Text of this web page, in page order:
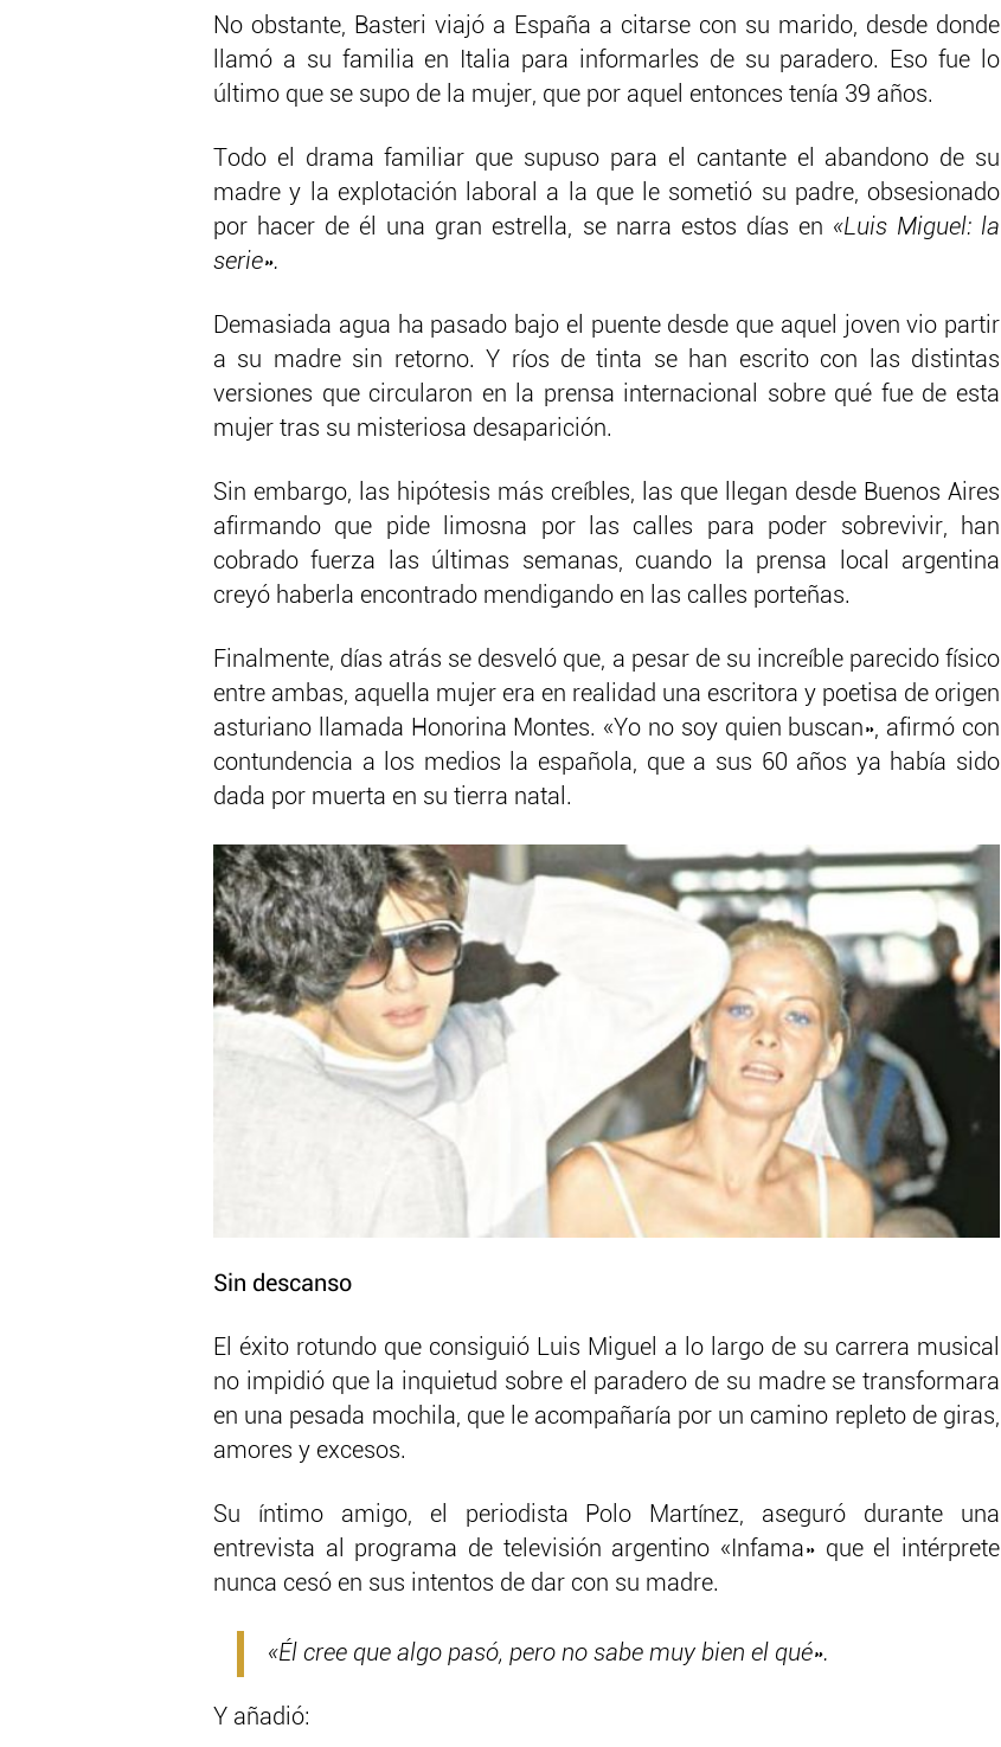
No obstante, Basteri viajó a España a citarse con su marido, desde donde
llamó a su familia en Italia para informarles de su paradero. Eso fue lo
último que se supo de la mujer, que por aquel entonces tenía 39 años.
Todo el drama familiar que supuso para el cantante el abandono de su
madre y la explotación laboral a la que le sometió su padre, obsesionado
por hacer de él una gran estrella, se narra estos días en «Luis Miguel: la
serie».
Demasiada agua ha pasado bajo el puente desde que aquel joven vio partir
a su madre sin retorno. Y ríos de tinta se han escrito con las distintas
versiones que circularon en la prensa internacional sobre qué fue de esta
mujer tras su misteriosa desaparición.
Sin embargo, las hipótesis más creíbles, las que llegan desde Buenos Aires
afirmando que pide limosna por las calles para poder sobrevivir, han
cobrado fuerza las últimas semanas, cuando la prensa local argentina
creyó haberla encontrado mendigando en las calles porteñas.
Finalmente, días atrás se desveló que, a pesar de su increíble parecido físico
entre ambas, aquella mujer era en realidad una escritora y poetisa de origen
asturiano llamada Honorina Montes. «Yo no soy quien buscan», afirmó con
contundencia a los medios la española, que a sus 60 años ya había sido
dada por muerta en su tierra natal.
Sin descanso
El éxito rotundo que consiguió Luis Miguel a lo largo de su carrera musical
no impidió que la inquietud sobre el paradero de su madre se transformara
en una pesada mochila, que le acompañaría por un camino repleto de giras,
amores y excesos.
Su íntimo amigo, el periodista Polo Martínez, aseguró durante una
entrevista al programa de televisión argentino «Infama» que el intérprete
nunca cesó en sus intentos de dar con su madre.
«Él cree que algo pasó, pero no sabe muy bien el qué».
Y añadió: